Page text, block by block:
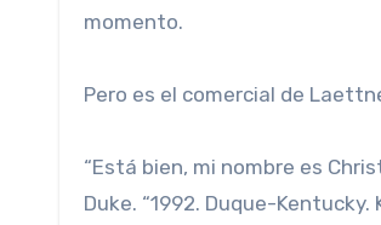
momento.
Pero es el comercial de
“Está bien, mi nombre es
Duke. “1992. Duque-